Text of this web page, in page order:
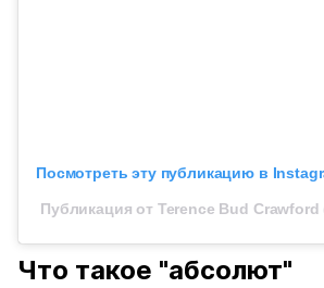
Посмотреть эту публикацию в
Публикация от Terence Bud
Что такое "абсолют"